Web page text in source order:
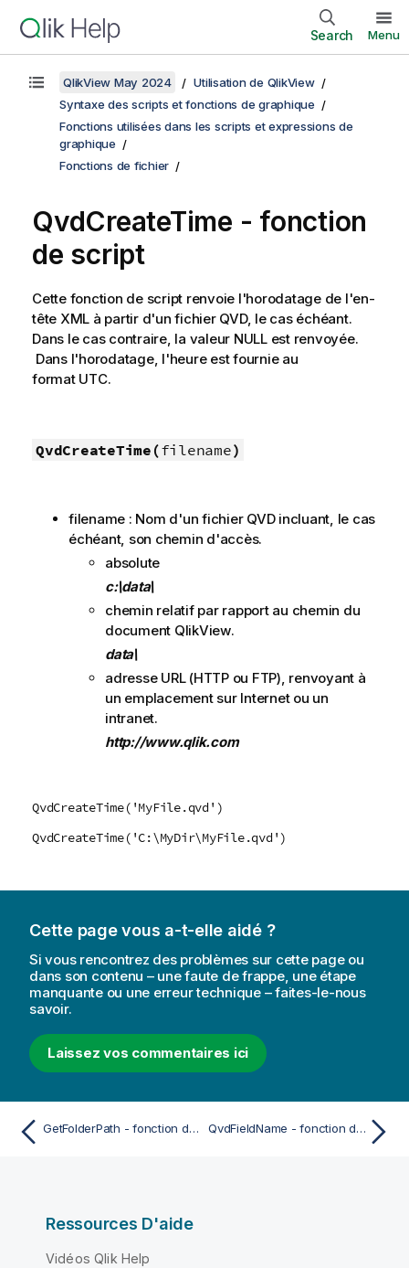
Search Menu
QlikView May 2024
Utilisation de QlikView
Syntaxe des scripts et fonctions de graphique
Fonctions utilisées dans les scripts et expressions de
graphique
Fonctions de fichier
QvdCreateTime - fonction
de script
Cette fonction de script renvoie l'horodatage de l'en-
tête XML à partir d'un fichier QVD, le cas échéant.
Dans le cas contraire, la valeur NULLest renvoyée.
Dans l'horodatage, l'heure est fournie au
format UTC.
QvdCreateTime(filename)
filename : Nom d'un fichier QVDincluant, le cas
échéant, son chemin d'accès.
absolute
c:\data\
chemin relatif par rapport au chemin du
document QlikView.
data\
adresse URL (HTTPou FTP), renvoyant à
un emplacement sur Internet ou un
intranet.
http://www.qlik.com
QvdCreateTime('MyFile.qvd')
QvdCreateTime('C:\MyDir\MyFile.qvd')
Cette page vous a-t-elle aidé ?
Si vous rencontrez des problèmes sur cette page ou
dans son contenu – une faute de frappe, une étape
manquante ou une erreur technique – faites-le-nous
savoir.
Laissez vos commentaires ici
GetFolderPath - fonction de script QvdFieldName - fonction de script
Ressources D'aide
Vidéos Qlik Help